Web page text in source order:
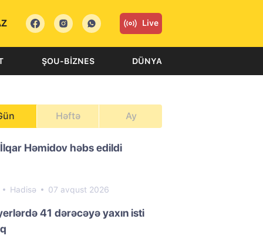
Live
ŞOU-BIZNES DÜNYA
Həftə Ay
Həmidov həbs edildi
Hadisə 07 avqust 2026
41 dərəcəyə yaxın isti